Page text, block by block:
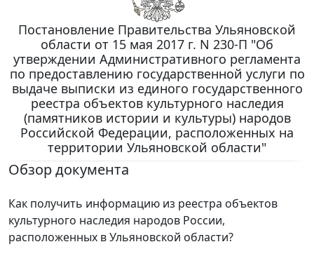
Постановление Правительства Ульяновской
области от 15 мая 2017 г. N 230-П "Об
утверждении Административного регламента
по предоставлению государственной услуги по
выдаче выписки из единого государственного
реестра объектов культурного наследия
(памятников истории и культуры) народов
Российской Федерации, расположенных на
территории Ульяновской области"
Обзор документа
Как получить информацию из реестра объектов
культурного наследия народов России,
расположенных в Ульяновской области?